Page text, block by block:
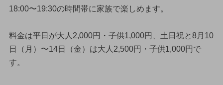
18:00〜19:30の時間帯に家族で楽しめます。
料金は平日が大人2,000円・子供1,000円、土日祝と8月10
日（月）〜14日（金）は大人2,500円・子供1,000円で
す。